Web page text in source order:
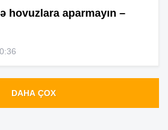
hovuzlara aparmayın –
DAHA ÇOX